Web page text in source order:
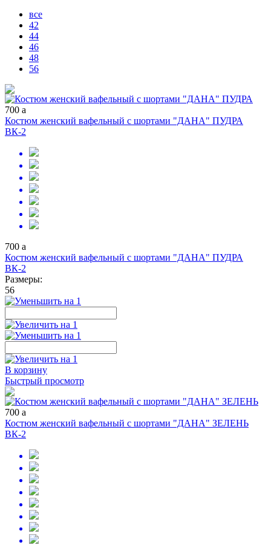
все
42
44
46
48
56
700 a
Костюм женский вафельный с шортами "ДАНА" ПУДРА
ВК-2
700 a
Костюм женский вафельный с шортами "ДАНА" ПУДРА
ВК-2
Размеры:
56
В корзину
Быстрый просмотр
700 a
Костюм женский вафельный с шортами "ДАНА" ЗЕЛЕНЬ
ВК-2